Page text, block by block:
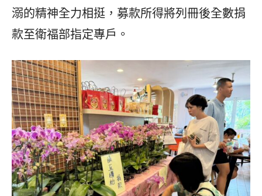
溺的精神全力相挺，募款所得將列冊後全數捐
款至衛福部指定專戶。